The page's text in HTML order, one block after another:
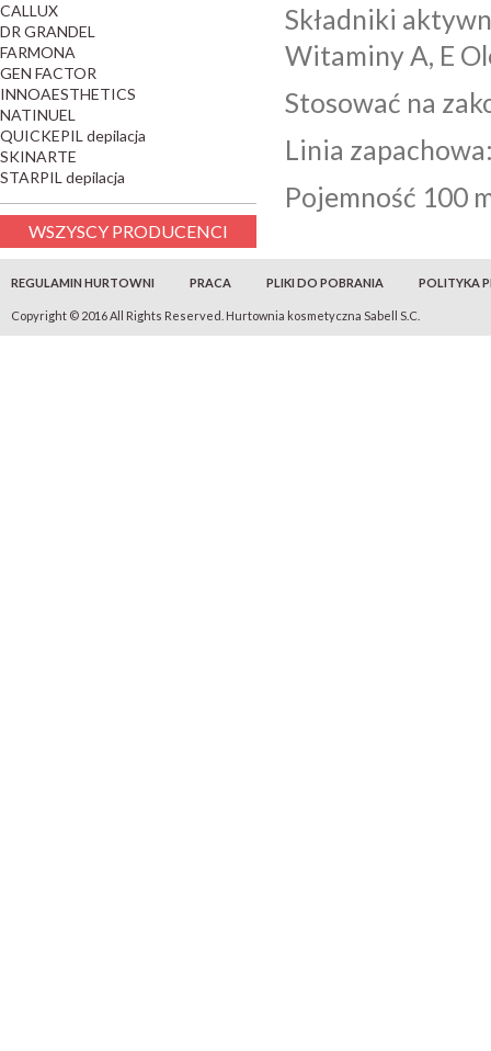
CALLUX
DR GRANDEL
FARMONA
GEN FACTOR
INNOAESTHETICS
NATINUEL
QUICKEPIL depilacja
SKINARTE
STARPIL depilacja
WSZYSCY PRODUCENCI
Składniki
Witaminy A, E
Stosować na
Linia
Pojemność 100
REGULAMIN HURTOWNI PRACA PLIKI DO POBRANIA POLITYKA
Copyright © 2016 All Rights Reserved. Hurtownia kosmetyczna Sabell S.C.